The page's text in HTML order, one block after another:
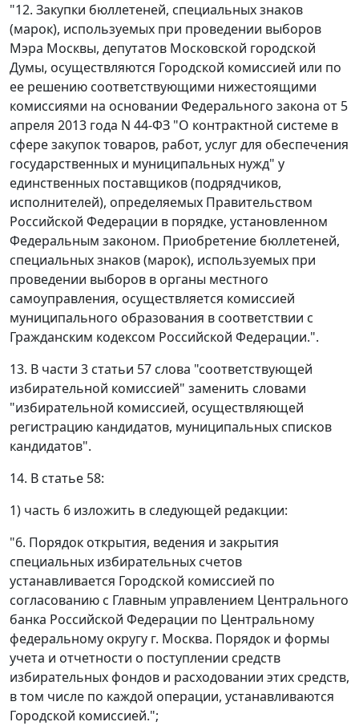
"12. Закупки бюллетеней, специальных знаков
(марок), используемых при проведении выборов
Мэра Москвы, депутатов Московской городской
Думы, осуществляются Городской комиссией или по
ее решению соответствующими нижестоящими
комиссиями на основании Федерального закона от 5
апреля 2013 года N 44-ФЗ "О контрактной системе в
сфере закупок товаров, работ, услуг для обеспечения
государственных и муниципальных нужд" у
единственных поставщиков (подрядчиков,
исполнителей), определяемых Правительством
Российской Федерации в порядке, установленном
Федеральным законом. Приобретение бюллетеней,
специальных знаков (марок), используемых при
проведении выборов в органы местного
самоуправления, осуществляется комиссией
муниципального образования в соответствии с
Гражданским кодексом Российской Федерации.".
13. В части 3 статьи 57 слова "соответствующей
избирательной комиссией" заменить словами
"избирательной комиссией, осуществляющей
регистрацию кандидатов, муниципальных списков
кандидатов".
14. В статье 58:
1) часть 6 изложить в следующей редакции:
"6. Порядок открытия, ведения и закрытия
специальных избирательных счетов
устанавливается Городской комиссией по
согласованию с Главным управлением Центрального
банка Российской Федерации по Центральному
федеральному округу г. Москва. Порядок и формы
учета и отчетности о поступлении средств
избирательных фондов и расходовании этих средств,
в том числе по каждой операции, устанавливаются
Городской комиссией.";